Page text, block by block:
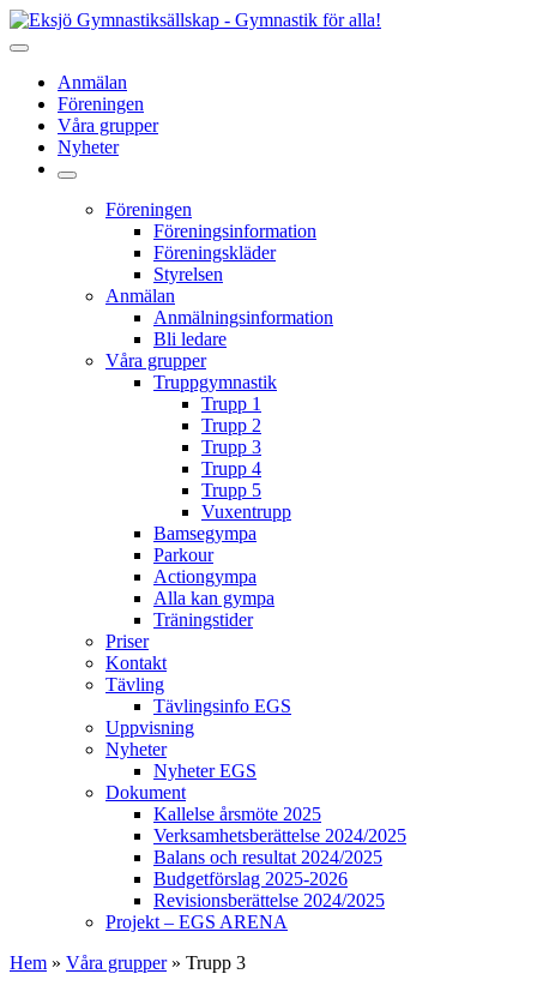
Anmälan
Föreningen
Våra grupper
Nyheter
Föreningen
Föreningsinformation
Föreningskläder
Styrelsen
Anmälan
Anmälningsinformation
Bli ledare
Våra grupper
Truppgymnastik
Trupp 1
Trupp 2
Trupp 3
Trupp 4
Trupp 5
Vuxentrupp
Bamsegympa
Parkour
Actiongympa
Alla kan gympa
Träningstider
Priser
Kontakt
Tävling
Tävlingsinfo EGS
Uppvisning
Nyheter
Nyheter EGS
Dokument
Kallelse årsmöte 2025
Verksamhetsberättelse 2024/2025
Balans och resultat 2024/2025
Budgetförslag 2025-2026
Revisionsberättelse 2024/2025
Projekt – EGS ARENA
Hem » Våra grupper» Trupp 3